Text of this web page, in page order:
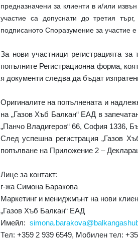
предназначени за клиенти в и/или
участие са допуснати до третия
подписаното Споразумение за участие
За нови участници регистрацията
попълните Регистрационна форма,
я документи следва да бъдат
Оригиналите на попълнената и
на „Газов Хъб Балкан“ ЕАД в
„Панчо Владигеров“ 66, София 1336,
След успешна регистрация „Газов
попълване на Приложение 2 –
Лице за контакт:
г-жа Симона Баракова
Маркетинг и мениджмънт на нови
„Газов Хъб Балкан“ ЕАД
Имейл:
Тел: +359 2 939 6549, Мобилен тел: